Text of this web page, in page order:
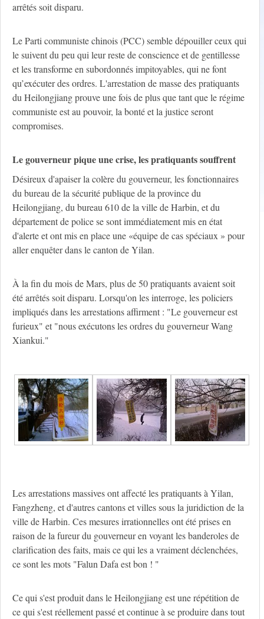
arrêtés soit disparu.
Le Parti communiste chinois (PCC) semble dépouiller ceux qui
le suivent du peu qui leur reste de conscience et de gentillesse
et les transforme en subordonnés impitoyables, qui ne font
qu’exécuter des ordres. L'arrestation de masse des pratiquants
du Heilongjiang prouve une fois de plus que tant que le régime
communiste est au pouvoir, la bonté et la justice seront
compromises.
Le gouverneur pique une crise, les pratiquants souffrent
Désireux d'apaiser la colère du gouverneur, les fonctionnaires
du bureau de la sécurité publique de la province du
Heilongjiang, du bureau 610 de la ville de Harbin, et du
département de police se sont immédiatement mis en état
d'alerte et ont mis en place une «équipe de cas spéciaux » pour
aller enquêter dans le canton de Yilan.
À la fin du mois de Mars, plus de 50 pratiquants avaient soit
été arrêtés soit disparu. Lorsqu'on les interroge, les policiers
impliqués dans les arrestations affirment : "Le gouverneur est
furieux" et "nous exécutons les ordres du gouverneur Wang
Xiankui."
Les arrestations massives ont affecté les pratiquants à Yilan,
Fangzheng, et d'autres cantons et villes sous la juridiction de la
ville de Harbin. Ces mesures irrationnelles ont été prises en
raison de la fureur du gouverneur en voyant les banderoles de
clarification des faits, mais ce qui les a vraiment déclenchées,
ce sont les mots "Falun Dafa est bon ! "
Ce qui s'est produit dans le Heilongjiang est une répétition de
ce qui s'est réellement passé et continue à se produire dans tout